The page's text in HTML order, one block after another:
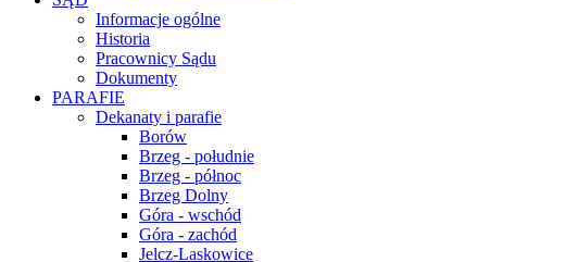
Informacje ogólne
Historia
Pracownicy Sądu
Dokumenty
PARAFIE
Dekanaty i parafie
Borów
Brzeg - południe
Brzeg - północ
Brzeg Dolny
Góra - wschód
Góra - zachód
Jelcz-Laskowice